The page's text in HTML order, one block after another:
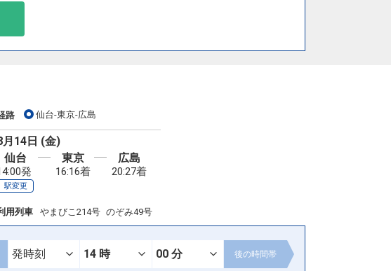
路 仙台-東京-広島
月14日 (金)
仙台
発
駅変更
東京
16:16着
広島
20:27着
用列車 やまびこ214号 のぞみ49号
後の時間帯